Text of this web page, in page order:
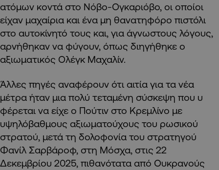
ατόμων κοντά στο Νόβο-Ογκαριόβο, οι οποίοι
είχαν μαχαίρια και ένα μη θανατηφόρο πιστόλι
στο αυτοκίνητό τους και, για άγνωστους λόγους,
αρνήθηκαν να φύγουν, όπως διηγήθηκε ο
αξιωματικός Ολέγκ Μαχαλίν.
Άλλες πηγές αναφέρουν ότι αιτία για τα νέα
μέτρα ήταν μια πολύ τεταμένη σύσκεψη που υ
φέρεται να είχε ο Πούτιν στο Κρεμλίνο με
υψηλόβαθμους αξιωματούχους του ρωσικού
στρατού, μετά τη δολοφονία του στρατηγού
Φανίλ Σαρβάροφ, στη Μόσχα, στις 22
Δεκεμβρίου 2025, πιθανότατα από Ουκρανούς